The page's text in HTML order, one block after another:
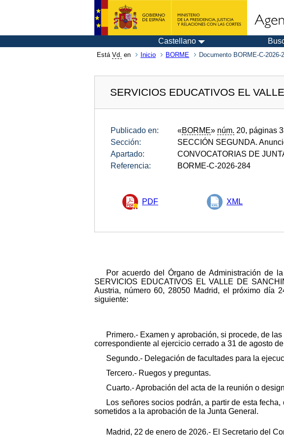
Castellano
Está Vd. en Inicio BORME Documento BORME-C-2026-
SERVICIOS EDUCATIVOS EL
Publicado en: «BORME» núm. 20, páginas
Sección:
SECCIÓN SEGUNDA.
Apartado:
CONVOCATORIAS DE
Referencia:
BORME-C-2026-284
PDF XML
Por acuerdo del Órgano de Administración de
SERVICIOS EDUCATIVOS EL VALLE DE
Austria, número 60, 28050 Madrid, el próximo día
siguiente:
Primero.- Examen y aprobación, si procede, de
correspondiente al ejercicio cerrado a 31 de agosto
Segundo.- Delegación de facultades para la
Tercero.- Ruegos y preguntas.
Cuarto.- Aprobación del acta de la reunión o
Los señores socios podrán, a partir de esta
sometidos a la aprobación de la Junta General.
Madrid, 22 de enero de 2026.- El Secretario del